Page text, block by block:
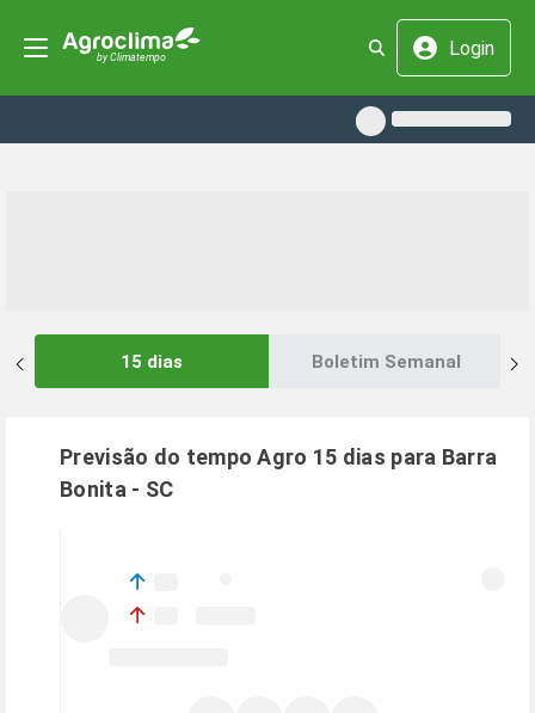
Login
15 dias Boletim Semanal
Previsão do tempo Agro 15 dias para Barra
Bonita - SC